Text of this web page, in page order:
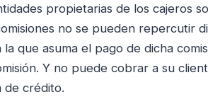
propietarias de los cajeros
no se pueden repercutir
la que asuma el pago de dicha
Y no puede cobrar a su
de crédito.